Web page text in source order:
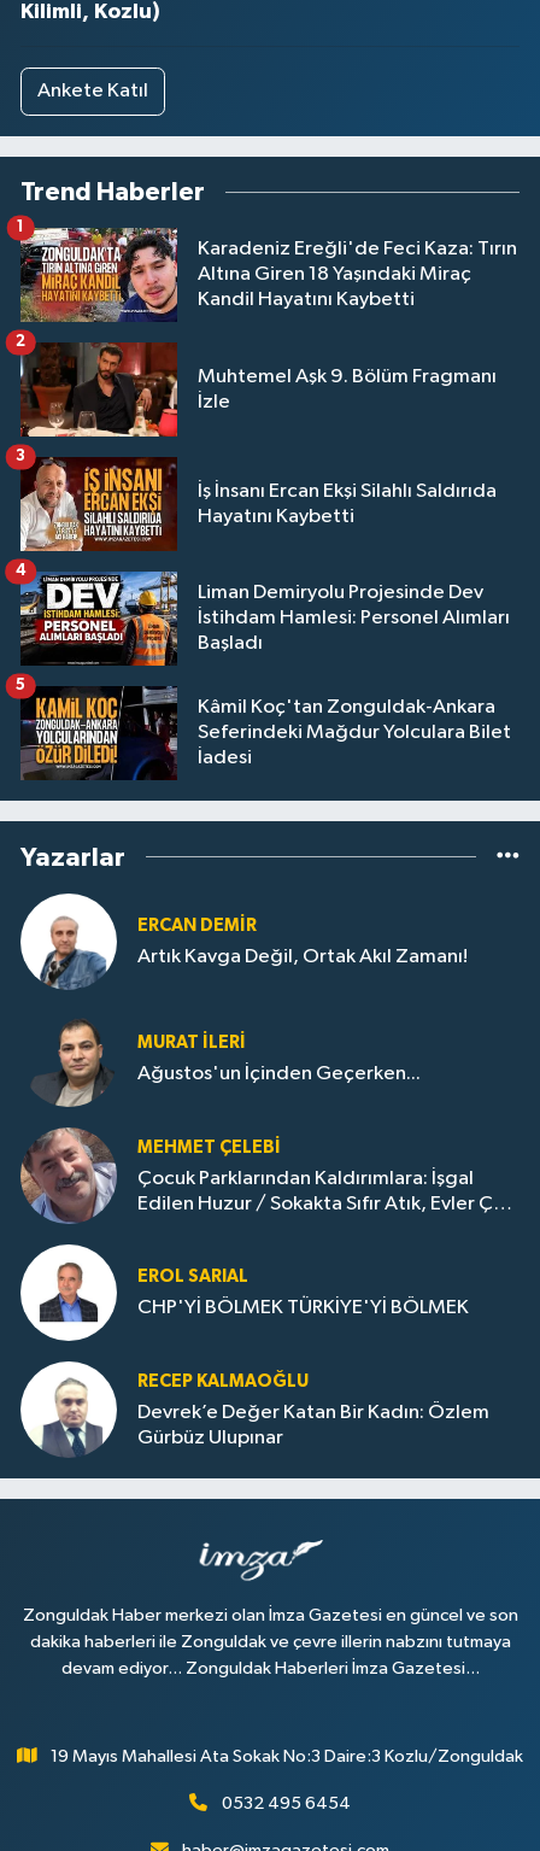
Kilimli, Kozlu)
Ankete Katıl
Trend Haberler
Karadeniz Ereğli'de Feci Kaza: Tırın
Altına Giren 18 Yaşındaki Miraç
Kandil Hayatını Kaybetti
1
Muhtemel Aşk 9. Bölüm Fragmanı
İzle
2
İş İnsanı Ercan Ekşi Silahlı Saldırıda
Hayatını Kaybetti
3
Liman Demiryolu Projesinde Dev
İstihdam Hamlesi: Personel Alımları
Başladı
4
Kâmil Koç'tan Zonguldak-Ankara
Seferindeki Mağdur Yolculara Bilet
İadesi
5
Yazarlar
ERCAN DEMIR
Artık Kavga Değil, Ortak Akıl Zamanı!
MURAT İLERI
Ağustos'un İçinden Geçerken...
MEHMET ÇELEBI
Çocuk Parklarından Kaldırımlara: İşgal
Edilen Huzur / Sokakta Sıfır Atık, Evler Çöp
EROL SARIAL
CHP'Yİ BÖLMEK TÜRKİYE'Yİ BÖLMEK
RECEP KALMAOĞLU
Devrek’e Değer Katan Bir Kadın: Özlem
Gürbüz Ulupınar
Zonguldak Haber merkezi olan İmza Gazetesi en güncel ve son
dakika haberleri ile Zonguldak ve çevre illerin nabzını tutmaya
devam ediyor... Zonguldak Haberleri İmza Gazetesi...
19 Mayıs Mahallesi Ata Sokak No:3 Daire:3 Kozlu/Zonguldak
0532 495 6454